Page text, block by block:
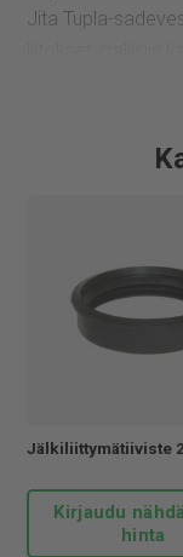
Jita Tupla-
putken pistopään
liitettävän putken
paikoillaan.
Jitan toiminnalle
laatu- ja
Jälkiliittymätiiviste
Kirjaudu
hinta